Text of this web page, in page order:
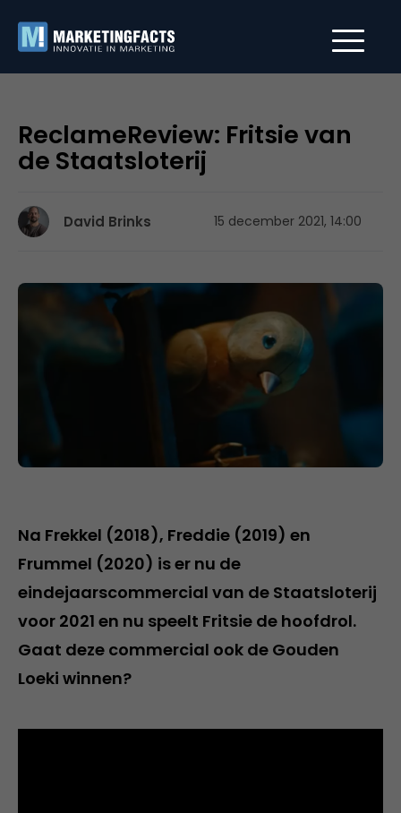
ReclameReview: Fritsie van
de Staatsloterij
David Brinks 15 december 2021, 14:00
Na Frekkel (2018), Freddie (2019) en
Frummel (2020) is er nu de
eindejaarscommercial van de Staatsloterij
voor 2021 en nu speelt Fritsie de hoofdrol.
Gaat deze commercial ook de Gouden
Loeki winnen?